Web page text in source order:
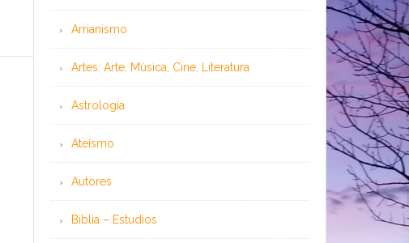
Arrianismo
Artes: Arte, Música, Cine, Literatura
Astrología
Ateísmo
Autores
Biblia – Estudios